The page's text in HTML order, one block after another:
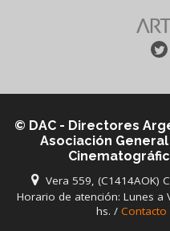
© DAC - Directores
Asociación
Vera 559, (C1414AOK)
Horario de atención: Lunes a
hs. / Contacto